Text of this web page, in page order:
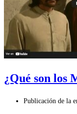
¿Qué son los
Publicación de la